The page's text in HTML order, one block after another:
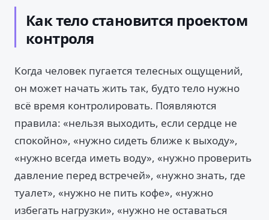
Как тело становится проектом
контроля
Когда человек пугается телесных ощущений,
он может начать жить так, будто тело нужно
всё время контролировать. Появляются
правила: «нельзя выходить, если сердце не
спокойно», «нужно сидеть ближе к выходу»,
«нужно всегда иметь воду», «нужно проверить
давление перед встречей», «нужно знать, где
туалет», «нужно не пить кофе», «нужно
избегать нагрузки», «нужно не оставаться